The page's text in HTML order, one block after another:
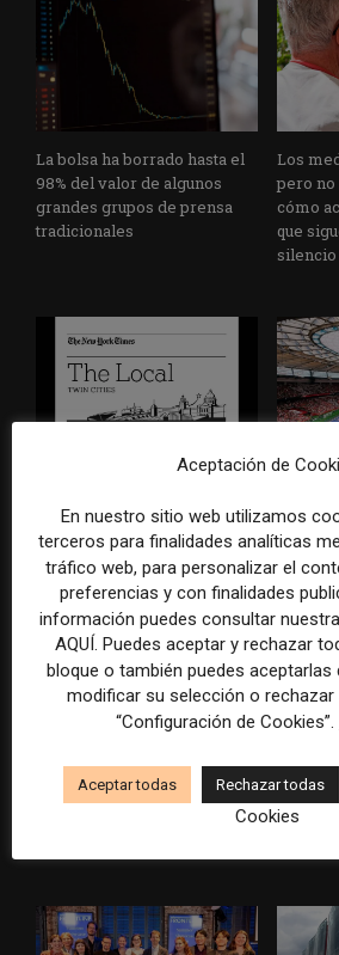
La bolsa ha borrado hasta el
98% del valor de algunos
grandes grupos de prensa
tradicionales
Los
pero
cómo
que
silencio
El buzón como nueva
medios para conquistar
ciudad a ciudad
Cómo
en las
el
Cuando el lector ya no llega
al medio, el medio tiene que
Usar la
más
Aceptación de
En nuestro sitio web utilizamos
terceros para finalidades analíticas
tráfico web, para personalizar el
preferencias y con finalidades
información puedes consultar
AQUÍ. Puedes aceptar y rechazar
bloque o también puedes
modificar su selección o
“Configuración de Cookies”.
Aceptar todas Rechazar todas
Cookies